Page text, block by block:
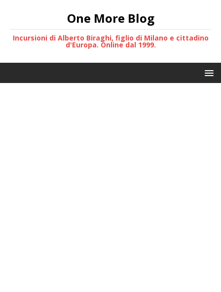
One More Blog
Incursioni di Alberto Biraghi, figlio di Milano e cittadino
d'Europa. Online dal 1999.